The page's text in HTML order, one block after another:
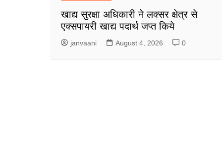
खाद्य सुरक्षा अधिकारी ने लक्सर क्षेत्र से
एक्सपायरी खाद्य पदार्थ जप्त किये
janvaani August 4, 2026 0